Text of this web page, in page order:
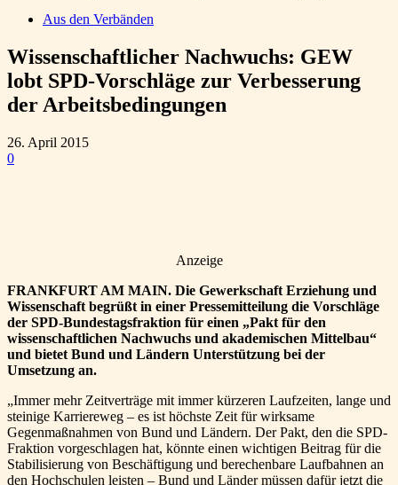
Aus den Verbänden
Wissenschaftlicher Nachwuchs: GEW
lobt SPD-Vorschläge zur Verbesserung
der Arbeitsbedingungen
26. April 2015
0
Anzeige
FRANKFURT AM MAIN. Die Gewerkschaft Erziehung und
Wissenschaft begrüßt in einer Pressemitteilung die Vorschläge
der SPD-Bundestagsfraktion für einen „Pakt für den
wissenschaftlichen Nachwuchs und akademischen Mittelbau“
und bietet Bund und Ländern Unterstützung bei der
Umsetzung an.
„Immer mehr Zeitverträge mit immer kürzeren Laufzeiten, lange und
steinige Karriereweg – es ist höchste Zeit für wirksame
Gegenmaßnahmen von Bund und Ländern. Der Pakt, den die SPD-
Fraktion vorgeschlagen hat, könnte einen wichtigen Beitrag für die
Stabilisierung von Beschäftigung und berechenbare Laufbahnen an
den Hochschulen leisten – Bund und Länder müssen dafür jetzt die